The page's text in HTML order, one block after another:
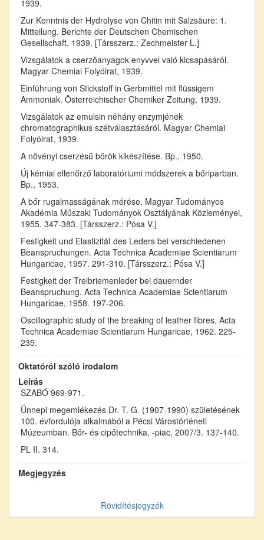
1939.
Zur Kenntnis der Hydrolyse von Chitin mit Salzsäure: 1.
Mitteilung. Berichte der Deutschen Chemischen
Gesellschaft, 1939. [Társszerz.: Zechmeister L.]
Vizsgálatok a cserzőanyagok enyvvel való kicsapásáról.
Magyar Chemiai Folyóirat, 1939.
Einführung von Stickstoff in Gerbmittel mit flüssigem
Ammoniak. Österreichischer Chemiker Zeitung, 1939.
Vizsgálatok az emulsin néhány enzymjének
chromatographikus szétválasztásáról. Magyar Chemiai
Folyóirat, 1939.
A növényi cserzésű bőrök kikészítése. Bp., 1950.
Új kémiai ellenőrző laboratóriumi módszerek a bőriparban.
Bp., 1953.
A bőr rugalmasságának mérése. Magyar Tudományos
Akadémia Műszaki Tudományok Osztályának Közleményei,
1955. 347-383. [Társszerz.: Pósa V.]
Festigkeit und Elastizität des Leders bei verschiedenen
Beanspruchungen. Acta Technica Academiae Scientiarum
Hungaricae, 1957. 291-310. [Társszerz.: Pósa V.]
Festigkeit der Treibriemenleder bei dauernder
Beanspruchung. Acta Technica Academiae Scientiarum
Hungaricae, 1958. 197-206.
Oscillographic study of the breaking of leather fibres. Acta
Technica Academiae Scientiarum Hungaricae, 1962. 225-
235.
Oktatóról szóló irodalom
Leírás
SZABÓ 969-971.
Ünnepi megemlékezés Dr. T. G. (1907-1990) születésének
100. évfordulója alkalmából a Pécsi Várostörténeti
Múzeumban. Bőr- és cipőtechnika, -piac, 2007/3. 137-140.
PL II. 314.
Megjegyzés
Rövidítésjegyzék